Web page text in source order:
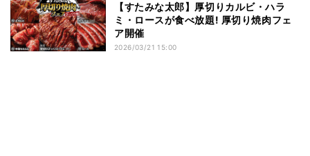
【すたみな太郎】厚切りカルビ・ハラ
ミ・ロースが食べ放題! 厚切り焼肉フェ
ア開催
2026/03/21 15:00